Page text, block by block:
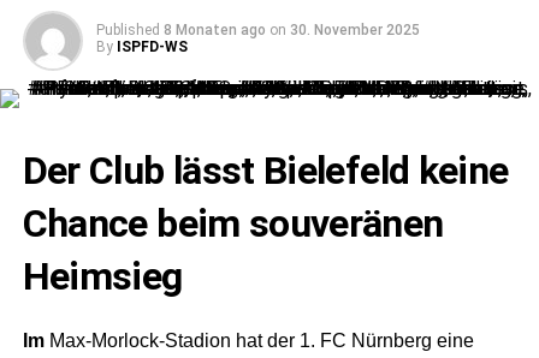
Published 8 Monaten ago on 30. November 2025
By ISPFD-WS
Der Club lässt Bielefeld keine
Chance beim souveränen
Heimsieg
ImMax-Morlock-Stadion hat der 1. FC Nürnberg eine